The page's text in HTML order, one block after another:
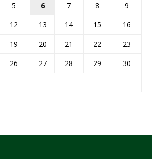
5 6 7 8
9
12 13 14 15
16
19 20 21 22
23
26 27 28 29
30